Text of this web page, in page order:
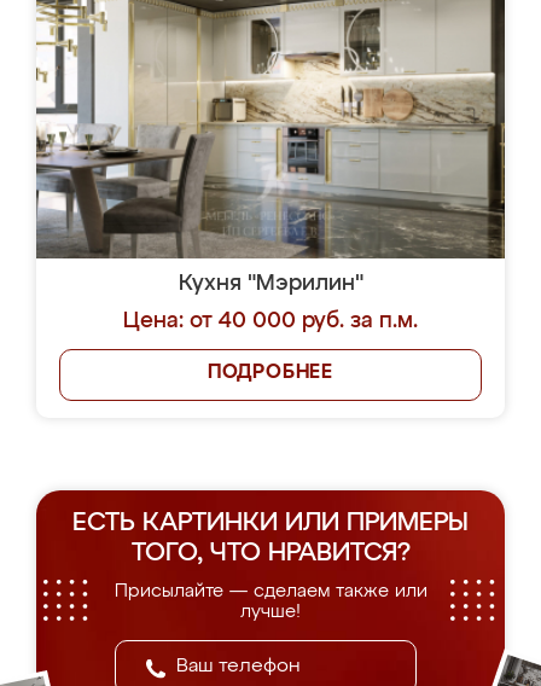
Кухня "Мэрилин"
Цена: от 40 000 руб. за п.м.
ПОДРОБНЕЕ
ЕСТЬ КАРТИНКИ ИЛИ ПРИМЕРЫ
ТОГО, ЧТО НРАВИТСЯ?
Присылайте — сделаем также или
лучше!